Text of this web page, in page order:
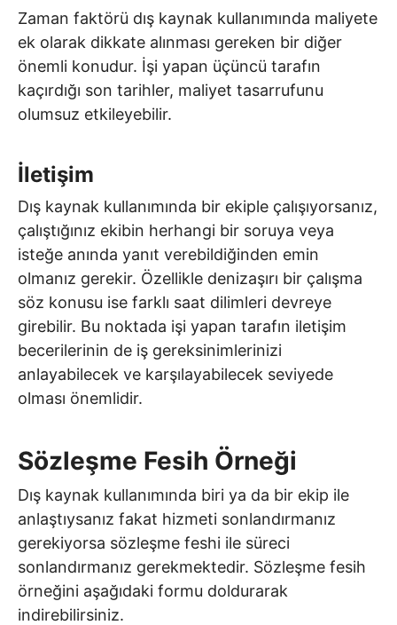
Zaman faktörü dış kaynak kullanımında maliyete
ek olarak dikkate alınması gereken bir diğer
önemli konudur. İşi yapan üçüncü tarafın
kaçırdığı son tarihler, maliyet tasarrufunu
olumsuz etkileyebilir.
İletişim
Dış kaynak kullanımında bir ekiple çalışıyorsanız,
çalıştığınız ekibin herhangi bir soruya veya
isteğe anında yanıt verebildiğinden emin
olmanız gerekir. Özellikle denizaşırı bir çalışma
söz konusu ise farklı saat dilimleri devreye
girebilir. Bu noktada işi yapan tarafın iletişim
becerilerinin de iş gereksinimlerinizi
anlayabilecek ve karşılayabilecek seviyede
olması önemlidir.
Sözleşme Fesih Örneği
Dış kaynak kullanımında biri ya da bir ekip ile
anlaştıysanız fakat hizmeti sonlandırmanız
gerekiyorsa sözleşme feshi ile süreci
sonlandırmanız gerekmektedir. Sözleşme fesih
örneğini aşağıdaki formu doldurarak
indirebilirsiniz.